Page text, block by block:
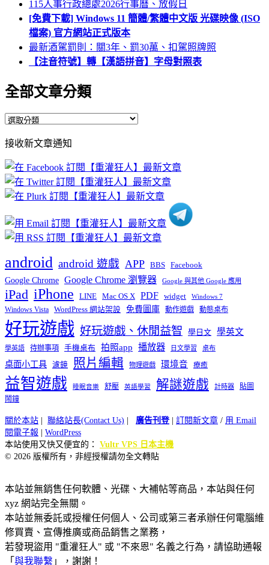
115人事行政總處2026行事曆、放假日
[免費下載] Windows 11 簡體/繁體中文版 光碟映像 (ISO
檔案) 官方網站正式版本
最新酒駕罰則：關3年、罰30萬、扣駕照牌照
【注音符號】轉【漢語拼音】字母對照表
全部文章分類
全
文
章
分
類
接收新文章通知
android android 遊戲 APP BBS Facebook
Google Chrome Google Chrome 瀏覽器 Google 與其他 Google 應用
iPad iPhone LINE Mac OS X PDF widget Windows 7
Windows Vista WordPress 網站架設 免費圖庫 動作遊戲 動態桌布
好玩遊戲 好玩遊戲、休閒益智 學日文 學英文
學英語 待辦事項 手機桌布 拍照app 播放器 日文學習 桌布
桌面小工具 濾鏡 照片編輯 物理遊戲 環境音 療癒
益智遊戲 睡眠音樂 舒壓 英語學習 解謎遊戲 計時器
貼圖
鬧鐘
關於本站 聯絡站長(Contact Us) 廣告刊登| 訂閱新文章 / 用 Email
閱電子報
WordPress
本站使用又快又便宜的： Vultr VPS 日本主機
© 2026 版權所有，非經授權請勿全文轉貼
本站並無銷售任何軟體、光碟、大補帖等商品，本站與任何
xyz 網站完全無關。
本站並無委託或授權任何個人、公司或第三者承辦任何電腦維
修買賣、宣傳推廣或商品銷售之業務，
若發現盜用 "重灌狂人" 或 "不來恩" 名義之行為，請協助通報
「 與我聯繫 」，謝謝！